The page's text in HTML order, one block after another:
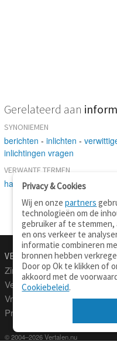
Gerelateerd aan
SYNONIEMEN
berichten - inlichten -
inlichtingen vragen
VERWANTE TERMEN
handelen-vragen-verrichten
VERTALEN.NU
Zinnen vertalen
Verklarend woordenboek
Vraagbaak
Professionele vertaling
© 2004–2026 Vertalen.nu
Privacy & Cookies
Wij en onzepartners
technologieën om de
gebruiker af te
en ons verkeer te
informatie combineren
bronnen hebben
Door op Ok te klikken of
akkoord met de
Cookiebeleid.